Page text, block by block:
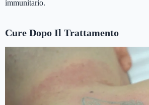
immunitario.
Cure Dopo Il Trattamento